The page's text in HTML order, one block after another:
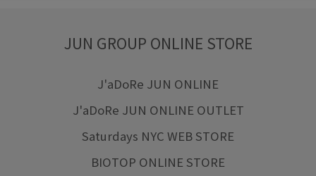
JUN GROUP ONLINE STORE
J'aDoRe JUN ONLINE
J'aDoRe JUN ONLINE OUTLET
Saturdays NYC WEB STORE
BIOTOP ONLINE STORE